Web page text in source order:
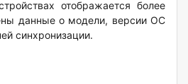
отображается более
данные о модели, версии ОС
синхронизации.